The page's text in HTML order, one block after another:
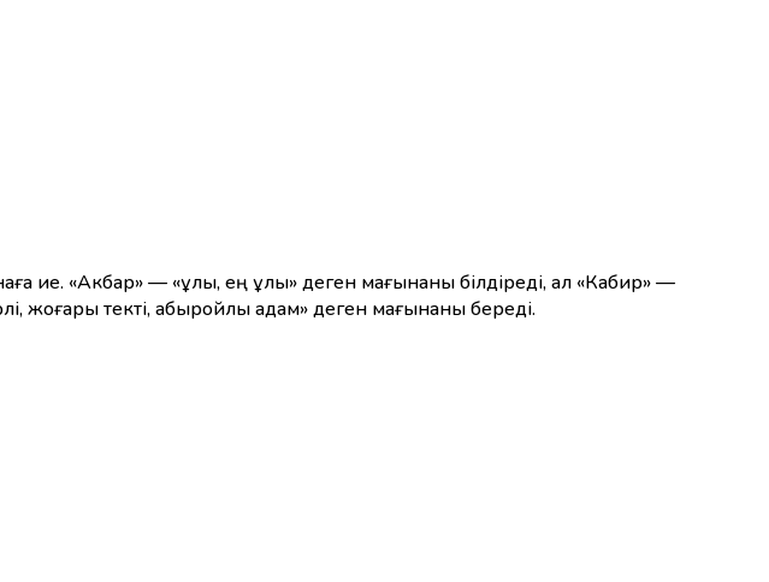
ие. «Акбар» — «ұлы, ең ұлы» деген мағынаны білдіреді, ал «Кабир» —
жоғары текті, абыройлы адам» деген мағынаны береді.